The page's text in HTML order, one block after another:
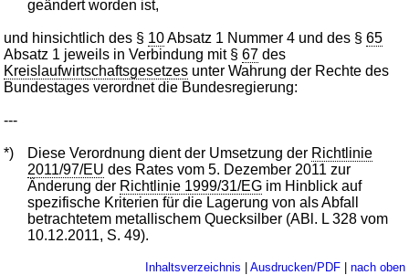
geändert worden ist,
und hinsichtlich des § 10Absatz 1 Nummer 4 und des §65
Absatz 1 jeweils in Verbindung mit §67 des
Kreislaufwirtschaftsgesetzes unter Wahrung der Rechte des
Bundestages verordnet die Bundesregierung:
---
*) Diese Verordnung dient der Umsetzung der Richtlinie
2011/97/EU des Rates vom 5. Dezember 2011 zur
Änderung der Richtlinie 1999/31/EG im Hinblick auf
spezifische Kriterien für die Lagerung von als Abfall
betrachtetem metallischem Quecksilber (ABl. L 328 vom
10.12.2011, S. 49).
Inhaltsverzeichnis | Ausdrucken/PDF| nach oben